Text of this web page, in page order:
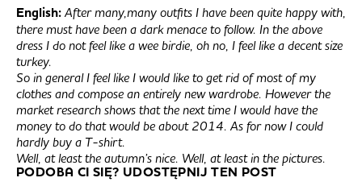
English: After many,many outfits I have been quite happy with,
there must have been a dark menace to follow. In the above
dress I do not feel like a wee birdie, oh no, I feel like a decent size
turkey.
So in general I feel like I would like to get rid of most of my
clothes and compose an entirely new wardrobe. However the
market research shows that the next time I would have the
money to do that would be about 2014. As for now I could
hardly buy a T-shirt.
Well, at least the autumn’s nice. Well, at least in the pictures.
PODOBA CI SIĘ? UDOSTĘPNIJ TEN POST